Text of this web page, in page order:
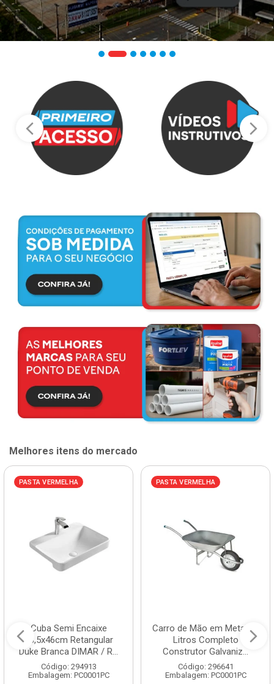
Melhores itens do mercado
PASTA VERMELHA
Cuba Semi Encaixe
58,5x46cm Retangular
Duke Branca DIMAR / R...
Código: 294913
Embalagem: PC0001PC
PASTA VERMELHA
Carro de Mão em Metal 60
Litros Completo
Construtor Galvaniz...
Código: 296641
Embalagem: PC0001PC